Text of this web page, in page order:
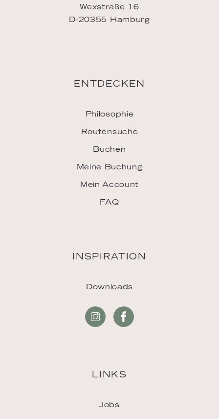
Wexstraße 16
D-20355 Hamburg
ENTDECKEN
Philosophie
Routensuche
Buchen
Meine Buchung
Mein Account
FAQ
INSPIRATION
Downloads
LINKS
Jobs